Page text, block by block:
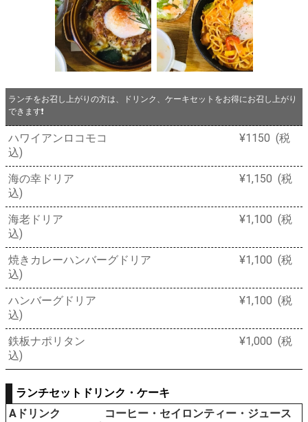
ランチをお召し上がりの方は、ドリンク、ケーキセットをお得にお召し上がり
できます❗️
ハワイアンロコモコ ¥1150 (税
込)
海の幸ドリア ¥1,150 (税
込)
海老ドリア ¥1,100 (税
込)
焼きカレーハンバーグドリア ¥1,100 (税
込)
ハンバーグドリア ¥1,100 (税
込)
鉄板ナポリタン ¥1,000 (税
込)
ランチセットドリンク・ケーキ
Aドリンク コーヒー・セイロンティー・ジュース